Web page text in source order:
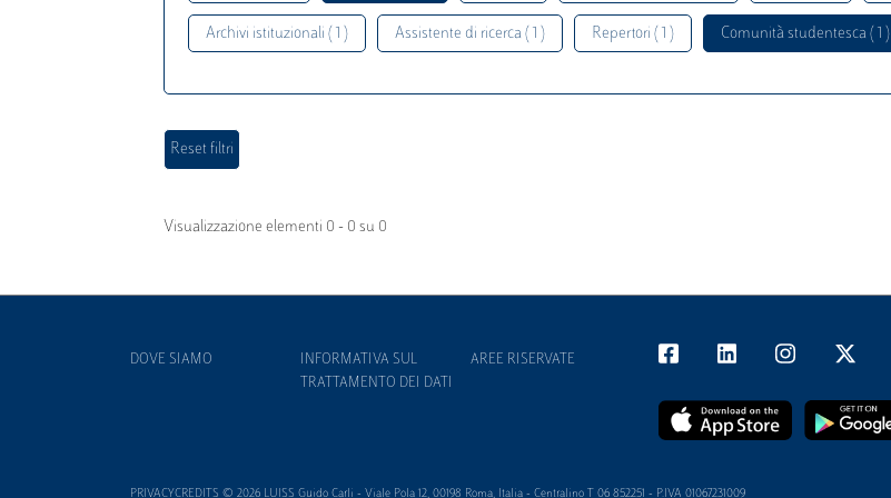
Archivi istituzionali ( 1 ) Assistente di ricerca ( 1 ) Repertori ( 1 ) Comunità studentesca ( 1 )
Visualizzazione elementi 0 - 0 su 0
DOVE SIAMO
INFORMATIVA SUL
TRATTAMENTO DEI DATI
AREE RISERVATE
PRIVACYCREDITS © 2026 LUISS Guido Carli - Viale Pola 12, 00198 Roma, Italia - Centralino T 06 852251 - P.IVA 01067231009